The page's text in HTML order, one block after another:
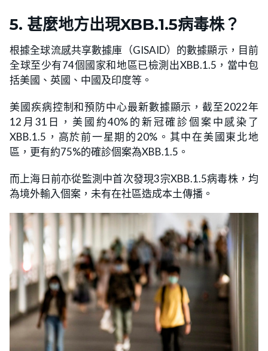
5. 甚麼地方出現XBB.1.5病毒株？
根據全球流感共享數據庫（GISAID）的數據顯示，目前
全球至少有74個國家和地區已檢測出XBB.1.5，當中包
括美國、英國、中國及印度等。
美國疾病控制和預防中心最新數據顯示，截至2022年
12月31日，美國約40%的新冠確診個案中感染了
XBB.1.5，高於前一星期的20%。其中在美國東北地
區，更有約75%的確診個案為XBB.1.5。
而上海日前亦從監測中首次發現3宗XBB.1.5病毒株，均
為境外輸入個案，未有在社區造成本土傳播。